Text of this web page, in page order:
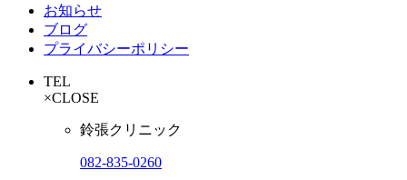
お知らせ
ブログ
プライバシーポリシー
TEL
×CLOSE
鈴張クリニック
082-835-0260